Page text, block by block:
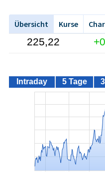
Übersicht
Kurse
225,22
Intraday 5 Tage